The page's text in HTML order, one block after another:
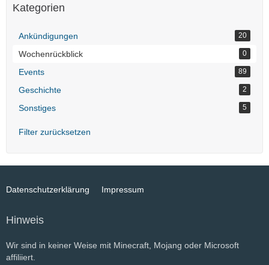
Kategorien
Ankündigungen 20
Wochenrückblick 0
Events 89
Geschichte 2
Sonstiges 5
Filter zurücksetzen
Datenschutzerklärung Impressum
Hinweis
Wir sind in keiner Weise mit Minecraft, Mojang oder Microsoft
affiliiert.